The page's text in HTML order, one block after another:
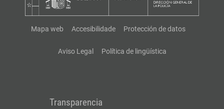
Mapa web Accesibilidade Protección de datos
Aviso Legal Política de lingüística
Transparencia